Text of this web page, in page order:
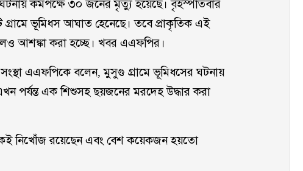
ঘটনায় কমপক্ষে ৩০ জনের মৃত্যু হয়েছে। বৃহস্পতিবার
গ্রামে ভূমিধস আঘাত হেনেছে। তবে প্রাকৃতিক এই
আশঙ্কা করা হচ্ছে। খবর এএফপির।
সংস্থা এএফপিকে বলেন, মুসুগু গ্রামে ভূমিধসের ঘটনায়
পর্যন্ত এক শিশুসহ ছয়জনের মরদেহ উদ্ধার করা
নিখোঁজ রয়েছেন এবং বেশ কয়েকজন হয়তো